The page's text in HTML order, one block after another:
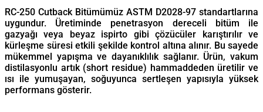
RC-250 Cutback Bitümümüz ASTM D2028-97 standartlarına
uygundur. Üretiminde penetrasyon dereceli bitüm ile
gazyağı veya beyaz ispirto gibi çözücüler karıştırılır ve
kürleşme süresi etkili şekilde kontrol altına alınır. Bu sayede
mükemmel yapışma ve dayanıklılık sağlanır. Ürün, vakum
distilasyonlu artık (short residue) hammaddeden üretilir ve
ısı ile yumuşayan, soğuyunca sertleşen yapısıyla yüksek
performans gösterir.